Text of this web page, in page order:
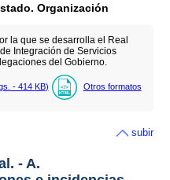
Organización
la que se desarrolla el Real
Integración de Servicios
del Gobierno.
- 414 KB) Otros formatos
subir
- A.